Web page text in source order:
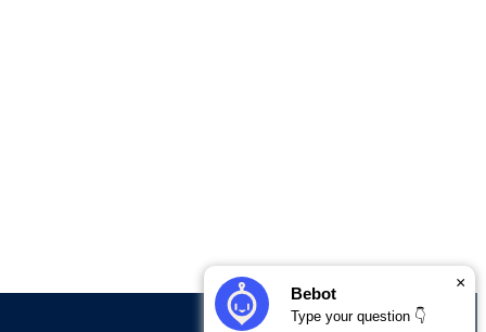
Bebot
Type your question 👇
×